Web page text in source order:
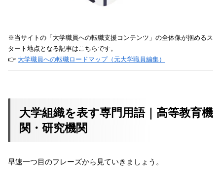
※当サイトの「大学職員への転職支援コンテンツ」の全体像が掴めるス
タート地点となる記事はこちらです。
👉 大学職員への転職ロードマップ（元大学職員編集）
大学組織を表す専門用語｜高等教育機
関・研究機関
早速一つ目のフレーズから見ていきましょう。